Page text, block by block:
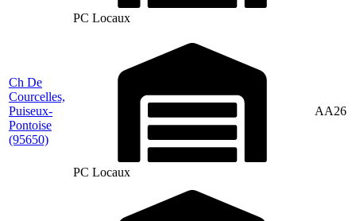
PC Locaux
Ch De
Courcelles,
Puiseux-
Pontoise
(95650)
PC Locaux
AA26